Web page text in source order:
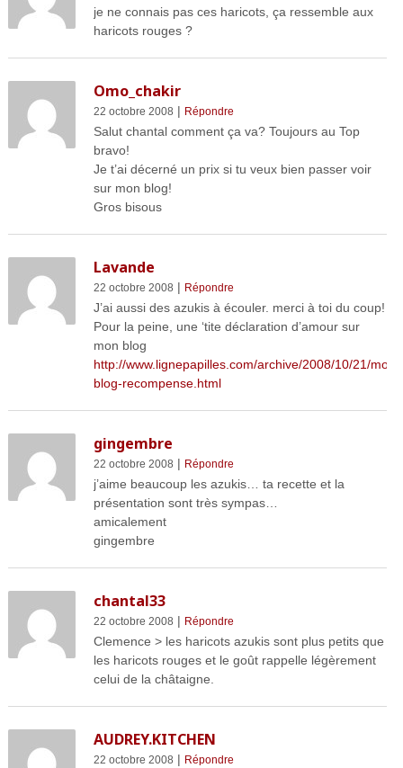
je ne connais pas ces haricots, ça ressemble aux
haricots rouges ?
Omo_chakir
22 octobre 2008 | Répondre
Salut chantal comment ça va? Toujours au Top
bravo!
Je t’ai décerné un prix si tu veux bien passer voir
sur mon blog!
Gros bisous
Lavande
22 octobre 2008 | Répondre
J’ai aussi des azukis à écouler. merci à toi du coup!
Pour la peine, une ‘tite déclaration d’amour sur
mon blog
http://www.lignepapilles.com/archive/2008/10/21/mon-
blog-recompense.html
gingembre
22 octobre 2008 | Répondre
j’aime beaucoup les azukis… ta recette et la
présentation sont très sympas…
amicalement
gingembre
chantal33
22 octobre 2008 | Répondre
Clemence > les haricots azukis sont plus petits que
les haricots rouges et le goût rappelle légèrement
celui de la châtaigne.
AUDREY.KITCHEN
22 octobre 2008 | Répondre